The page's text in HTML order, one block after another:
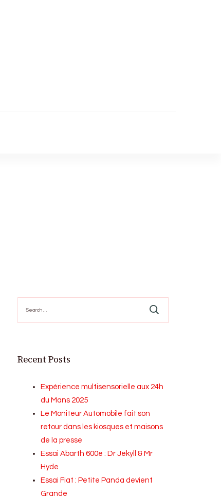
for:
Recent Posts
Expérience multisensorielle aux 24h
du Mans 2025
Le Moniteur Automobile fait son
retour dans les kiosques et maisons
de la presse
Essai Abarth 600e : Dr Jekyll & Mr
Hyde
Essai Fiat : Petite Panda devient
Grande